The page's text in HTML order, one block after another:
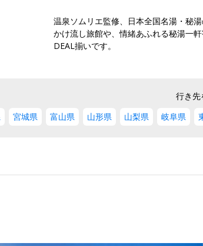
温泉ソムリエ監修、日本全国名湯・秘
かけ流し旅館や、情緒あふれる秘湯一
DEAL揃いです。
行き先
宮城県 富山県 山形県 山梨県 岐阜県